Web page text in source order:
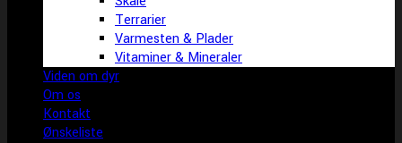
Terrarier
Varmesten & Plader
Vitaminer & Mineraler
Viden om dyr
Om os
Kontakt
Ønskeliste